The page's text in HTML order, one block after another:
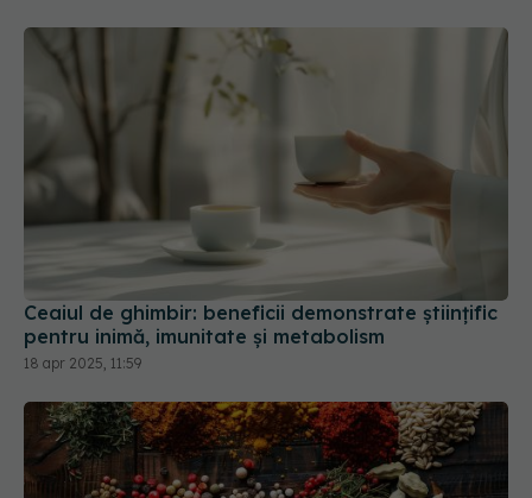
Ceaiul de ghimbir: beneficii demonstrate științific
pentru inimă, imunitate și metabolism
18 apr 2025, 11:59